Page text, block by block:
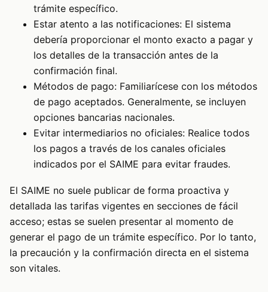
trámite específico.
Estar atento a las notificaciones: El sistema
debería proporcionar el monto exacto a pagar y
los detalles de la transacción antes de la
confirmación final.
Métodos de pago: Familiarícese con los métodos
de pago aceptados. Generalmente, se incluyen
opciones bancarias nacionales.
Evitar intermediarios no oficiales: Realice todos
los pagos a través de los canales oficiales
indicados por el SAIME para evitar fraudes.
El SAIME no suele publicar de forma proactiva y
detallada las tarifas vigentes en secciones de fácil
acceso; estas se suelen presentar al momento de
generar el pago de un trámite específico. Por lo tanto,
la precaución y la confirmación directa en el sistema
son vitales.